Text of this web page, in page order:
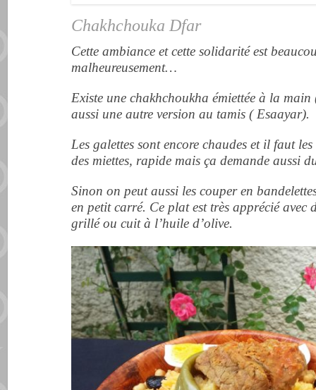
Chakhchouka Dfar
Cette ambiance et cette solidarité est
malheureusement…
Existe une chakhchoukha émiettée à la main
aussi une autre version au tamis ( Esaayar).
Les galettes sont encore chaudes et il faut
des miettes, rapide mais ça demande aussi
Sinon on peut aussi les couper en
en petit carré. Ce plat est très apprécié avec
grillé ou cuit à l’huile d’olive.